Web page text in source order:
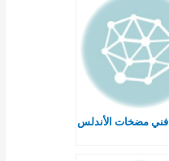
فني مضخات الأندلس